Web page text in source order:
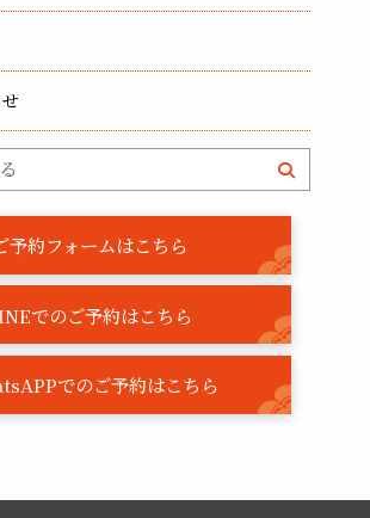
予約フォームはこちら
でのご予約はこちら
でのご予約はこちら